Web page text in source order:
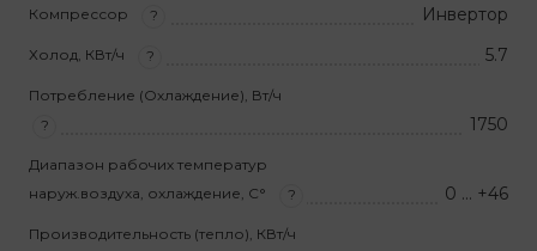
Компрессор ? Инвертор
Холод, КВт/ч ? 5.7
Потребление (Охлаждение), Вт/ч
?
1750
Диапазон рабочих температур
наруж.воздуха, охлаждение, С°
? 0 … +46
Производительность (тепло), КВт/ч